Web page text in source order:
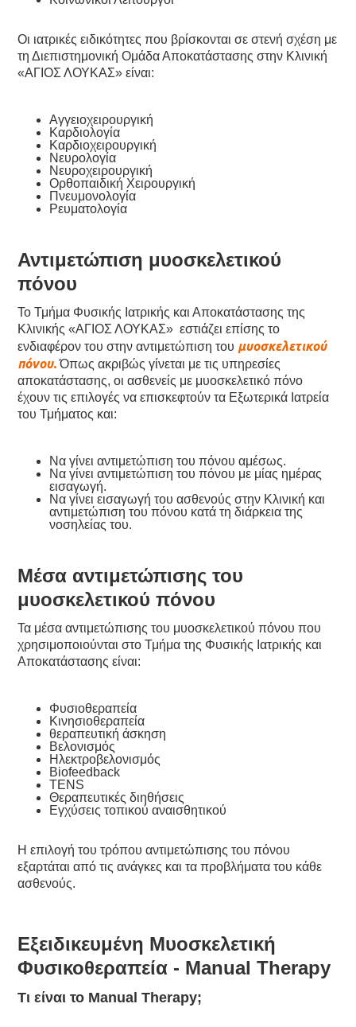
Οι ιατρικές ειδικότητες που βρίσκονται σε στενή σχέση με
τη Διεπιστημονική Ομάδα Αποκατάστασης στην Κλινική
«ΑΓΙΟΣ ΛΟΥΚΑΣ» είναι:
Αγγειοχειρουργική
Καρδιολογία
Καρδιοχειρουργική
Νευρολογία
Νευροχειρουργική
Ορθοπαιδική Χειρουργική
Πνευμονολογία
Ρευματολογία
Αντιμετώπιση μυοσκελετικού
πόνου
Το Τμήμα Φυσικής Ιατρικής και Αποκατάστασης της
Κλινικής «ΑΓΙΟΣ ΛΟΥΚΑΣ» εστιάζει επίσης το
ενδιαφέρον του στην αντιμετώπιση του μυοσκελετικού
πόνου.Όπως ακριβώς γίνεται με τις υπηρεσίες
αποκατάστασης, οι ασθενείς με μυοσκελετικό πόνο
έχουν τις επιλογές να επισκεφτούν τα Εξωτερικά Ιατρεία
του Τμήματος και:
Να γίνει αντιμετώπιση του πόνου αμέσως.
Να γίνει αντιμετώπιση του πόνου με μίας ημέρας
εισαγωγή.
Να γίνει εισαγωγή του ασθενούς στην Κλινική και
αντιμετώπιση του πόνου κατά τη διάρκεια της
νοσηλείας του.
Μέσα αντιμετώπισης του
μυοσκελετικού πόνου
Τα μέσα αντιμετώπισης του μυοσκελετικού πόνου που
χρησιμοποιούνται στο Τμήμα της Φυσικής Ιατρικής και
Αποκατάστασης είναι:
Φυσιοθεραπεία
Κινησιοθεραπεία
θεραπευτική άσκηση
Βελονισμός
Ηλεκτροβελονισμός
Biofeedback
TENS
Θεραπευτικές διηθήσεις
Εγχύσεις τοπικού αναισθητικού
Η επιλογή του τρόπου αντιμετώπισης του πόνου
εξαρτάται από τις ανάγκες και τα προβλήματα του κάθε
ασθενούς.
Εξειδικευμένη Μυοσκελετική
Φυσικοθεραπεία - Manual Therapy
Τι είναι το Manual Therapy;